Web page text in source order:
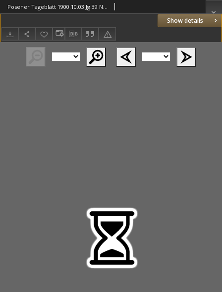
Show details
Posener Tageblatt 1900.10.03 Jg.39 Nr463